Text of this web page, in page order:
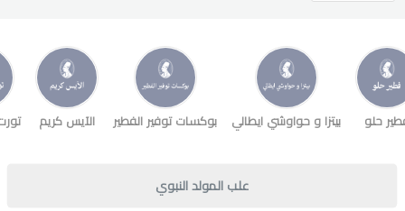
حلو بيتزا و حواوشي ايطالي بوكسات توفير الفطير الآيس كريم
علب المولد النبوي